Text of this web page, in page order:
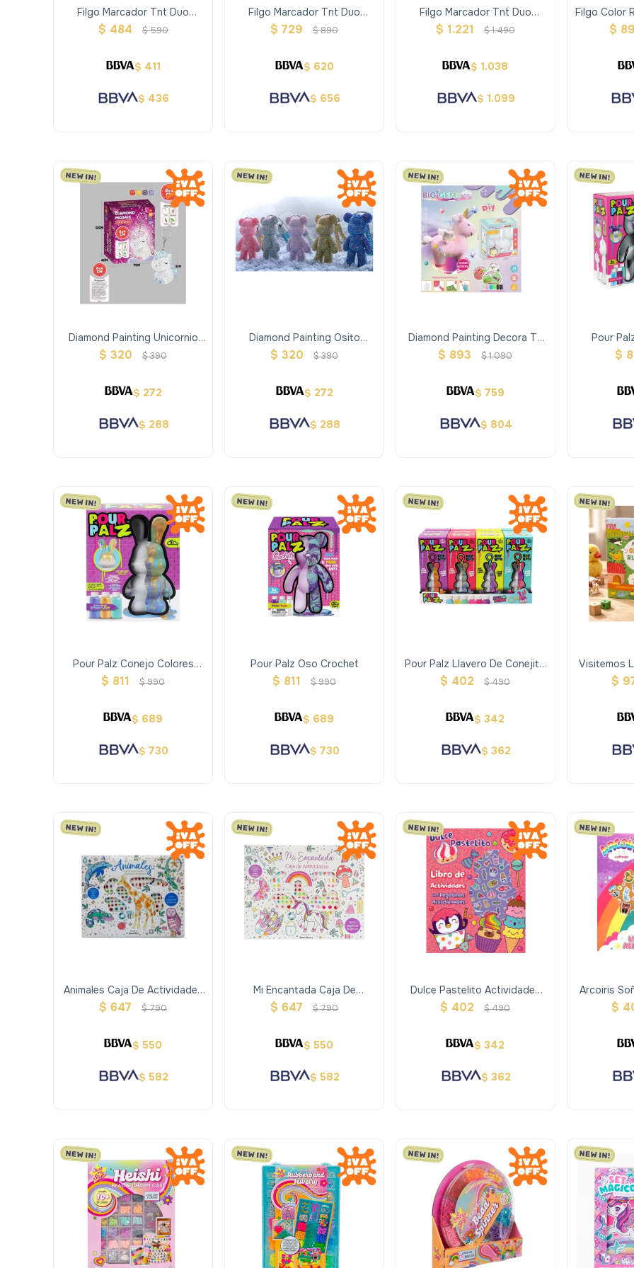
Filgo Marcador Tnt Duo
Market - Estuche Plástico 12
$ 484 $ 590
$ 411
$ 436
Filgo Marcador Tnt Duo
Market - Estuche Plástico 24
$ 729 $890
$ 620
$ 656
Filgo Marcador Tnt Duo
Market - Estuche Plástico 48
$ 1.221 $1.490
$ 1.038
$ 1.099
Filgo Color
-$
Diamond Painting Unicornio
Llavero
$ 320 $390
$ 272
$ 288
Diamond Painting Osito
Llavero
$ 320 $390
$ 272
$ 288
Diamond Painting Decora Tu
Unicornio Con Alas
$ 893 $1.090
$ 759
$ 804
Pour
$
Pour Palz Conejo Colores
Surtidos
$ 811 $990
$ 689
$ 730
Pour Palz Oso Crochet
$ 811 $990
$ 689
$ 730
Pour Palz Llavero De Conejito
Surtidos
$ 402 $490
$ 342
$ 362
Visitemos
$
Animales Caja De Actividades
Con Pegatinas De Gemas
$ 647 $790
$ 550
$ 582
Mi Encantada Caja De
Actividades Con Gemas
$ 647 $790
$ 550
$ 582
Dulce Pastelito Actividades
Con Pegatinas Acolchonadas
$ 402 $490
$ 342
$ 362
Arcoiris
Con
$